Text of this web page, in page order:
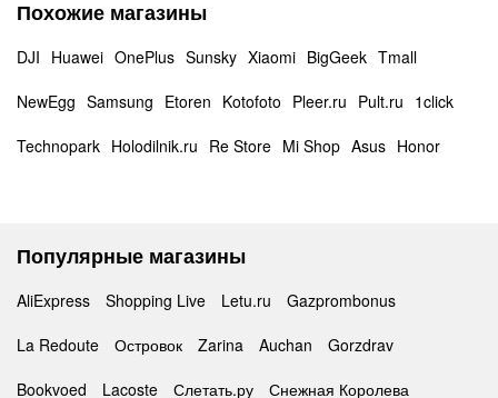
Похожие магазины
DJI Huawei OnePlus Sunsky Xiaomi BigGeek Tmall
NewEgg Samsung Etoren Kotofoto Pleer.ru Pult.ru 1click
Technopark Holodilnik.ru Re Store Mi Shop Asus Honor
Популярные магазины
AliExpress Shopping Live Letu.ru
Gazprombonus
La Redoute
Островок Zarina Auchan
Gorzdrav
Bookvoed
Lacoste Слетать.ру Снежная Королева